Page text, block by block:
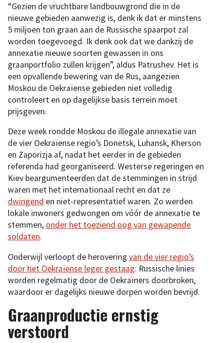
“Gezien de vruchtbare landbouwgrond die in de
nieuwe gebieden aanwezig is, denk ik dat er minstens
5 miljoen ton graan aan de Russische spaarpot zal
worden toegevoegd. Ik denk ook dat we dankzij de
annexatie nieuwe soorten gewassen in ons
graanportfolio zullen krijgen”, aldus Patrushev. Het is
een opvallende bewering van de Rus, aangezien
Moskou de Oekraïense gebieden niet volledig
controleert en op dagelijkse basis terrein moet
prijsgeven.
Deze week rondde Moskou de illegale annexatie van
de vier Oekraïense regio’s Donetsk, Luhansk, Kherson
en Zaporizja af, nadat het eerder in de gebieden
referenda had georganiseerd. Westerse regeringen en
Kiev beargumenteerden dat de stemmingen in strijd
waren met het internationaal recht en dat ze
dwingend en niet-representatief waren. Zo werden
lokale inwoners gedwongen om vóór de annexatie te
stemmen, onder het toeziend oog van gewapende
soldaten.
Onderwijl verloopt de herovering van de vier regio’s
door het Oekraïense leger gestaag: Russische linies
worden regelmatig door de Oekraïners doorbroken,
waardoor er dagelijks nieuwe dorpen worden bevrijd.
Graanproductie ernstig
verstoord